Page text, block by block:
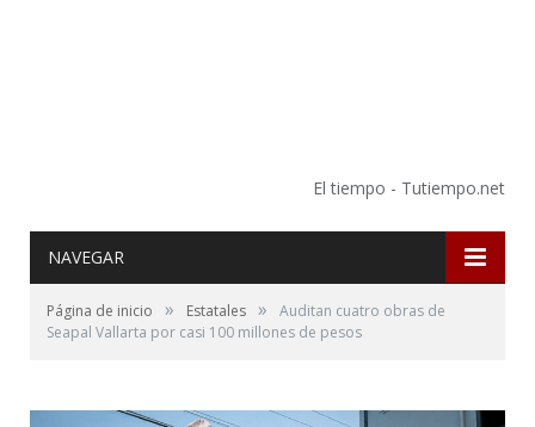
El tiempo - Tutiempo.net
NAVEGAR
Página de inicio » Estatales »
Auditan cuatro obras de
Seapal Vallarta por casi 100 millones de pesos